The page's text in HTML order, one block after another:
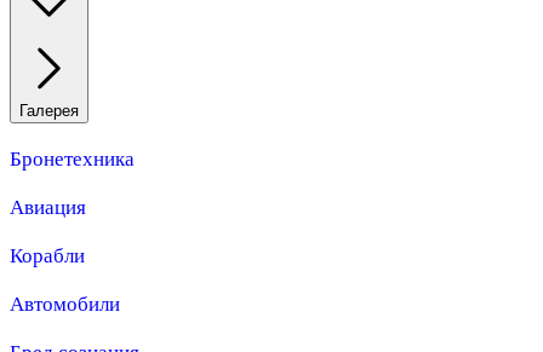
Галерея
Бронетехника
Авиация
Корабли
Автомобили